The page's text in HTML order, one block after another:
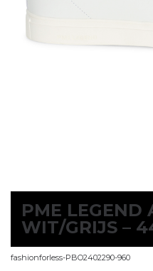
PME LEGEND
WIT/GRIJS –
fashionforless-PBO2402290-960